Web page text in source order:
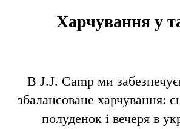
Харчування у
В J.J. Camp ми
збалансоване харчування:
полуденок і вечеря в